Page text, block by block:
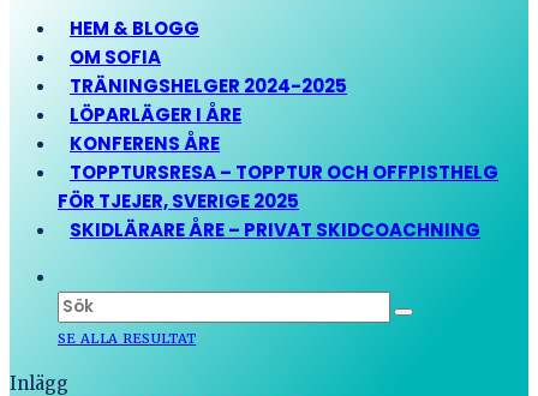
HEM & BLOGG
OM SOFIA
TRÄNINGSHELGER 2024-2025
LÖPARLÄGER I ÅRE
KONFERENS ÅRE
TOPPTURSRESA – TOPPTUR OCH OFFPISTHELG
FÖR TJEJER, SVERIGE 2025
SKIDLÄRARE ÅRE – PRIVAT SKIDCOACHNING
SE ALLA RESULTAT
Inlägg